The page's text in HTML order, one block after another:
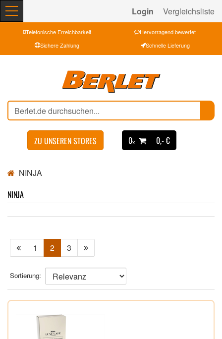
Login Vergleichsliste
Telefonische Erreichbarkeit
Hervorragend bewertet
Sichere Zahlung
Schnelle Lieferung
ZU UNSEREN STORES 0ₓ 0,- €
NINJA
NINJA
1 2 3
Sortierung: